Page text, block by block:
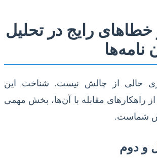
رایج در تحلیل
نامه‌ها
خالی از چالش نیست. شناخت این
راهکارهای مقابله با آن‌ها، بخش مهمی
شماست.
و دوم